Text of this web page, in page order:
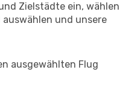
Zielstädte ein, wählen
auswählen und unsere
ausgewählten Flug